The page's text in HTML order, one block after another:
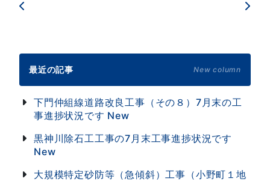
最近の記事 New column
下門仲組線道路改良工事（その８）7月末の工
事進捗状況です New
黒神川除石工工事の7月末工事進捗状況です
New
大規模特定砂防等（急傾斜）工事（小野町１地